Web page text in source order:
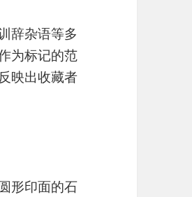
辞杂语等多
为标记的范
映出收藏者
形印面的石